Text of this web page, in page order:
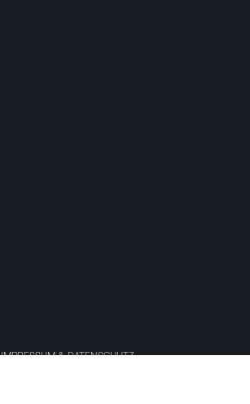
IMPRESSUM & DATENSCHUTZ